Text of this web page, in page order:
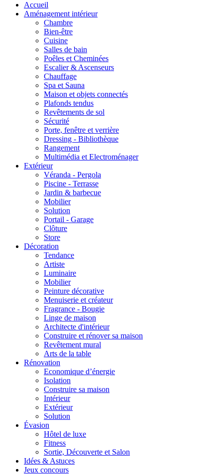
Accueil
Aménagement intérieur
Chambre
Bien-être
Cuisine
Salles de bain
Poêles et Cheminées
Escalier & Ascenseurs
Chauffage
Spa et Sauna
Maison et objets connectés
Plafonds tendus
Revêtements de sol
Sécurité
Porte, fenêtre et verrière
Dressing - Bibliothèque
Rangement
Multimédia et Electroménager
Extérieur
Véranda - Pergola
Piscine - Terrasse
Jardin & barbecue
Mobilier
Solution
Portail - Garage
Clôture
Store
Décoration
Tendance
Artiste
Luminaire
Mobilier
Peinture décorative
Menuiserie et créateur
Fragrance - Bougie
Linge de maison
Architecte d'intérieur
Construire et rénover sa maison
Revêtement mural
Arts de la table
Rénovation
Economique d’énergie
Isolation
Construire sa maison
Intérieur
Extérieur
Solution
Évasion
Hôtel de luxe
Fitness
Sortie, Découverte et Salon
Idées & Astuces
Jeux concours